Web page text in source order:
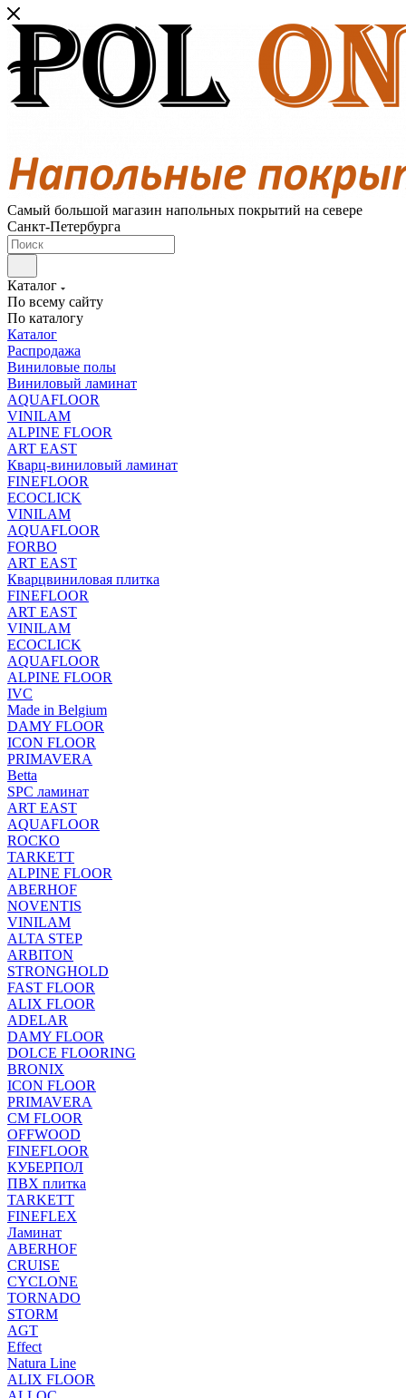
Самый большой магазин напольных покрытий на севере
Санкт-Петербурга
Каталог
По всему сайту
По каталогу
Каталог
Распродажа
Виниловые полы
Виниловый ламинат
AQUAFLOOR
VINILAM
ALPINE FLOOR
ART EAST
Кварц-виниловый ламинат
FINEFLOOR
ECOCLICK
VINILAM
AQUAFLOOR
FORBO
ART EAST
Кварцвиниловая плитка
FINEFLOOR
ART EAST
VINILAM
ECOCLICK
AQUAFLOOR
ALPINE FLOOR
IVC
Made in Belgium
DAMY FLOOR
ICON FLOOR
PRIMAVERA
Betta
SPC ламинат
ART EAST
AQUAFLOOR
ROCKO
TARKETT
ALPINE FLOOR
ABERHOF
NOVENTIS
VINILAM
ALTA STEP
ARBITON
STRONGHOLD
FAST FLOOR
ALIX FLOOR
ADELAR
DAMY FLOOR
DOLCE FLOORING
BRONIX
ICON FLOOR
PRIMAVERA
CM FLOOR
OFFWOOD
FINEFLOOR
КУБЕРПОЛ
ПВХ плитка
TARKETT
FINEFLEX
Ламинат
ABERHOF
CRUISE
CYCLONE
TORNADO
STORM
AGT
Effect
Natura Line
ALIX FLOOR